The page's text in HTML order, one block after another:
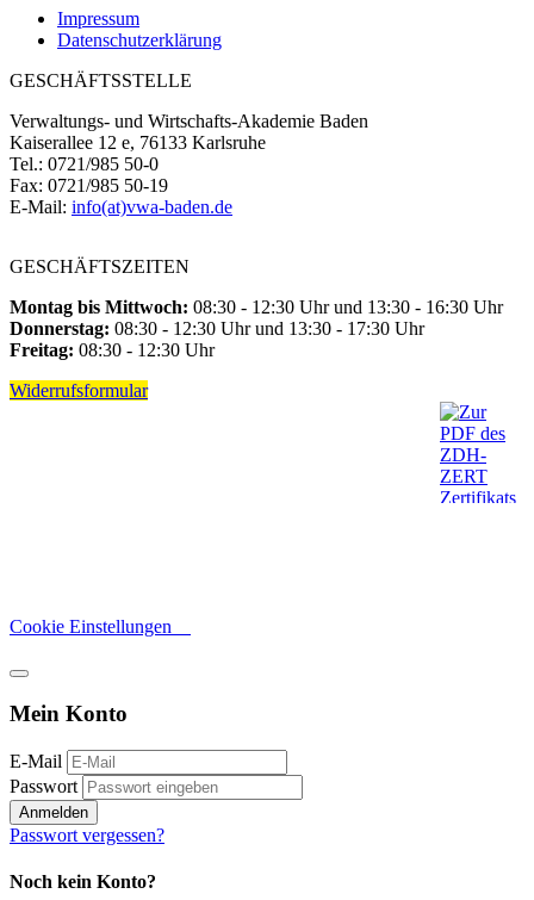
Impressum
Datenschutzerklärung
GESCHÄFTSSTELLE
Verwaltungs- und Wirtschafts-Akademie Baden
Kaiserallee 12 e, 76133 Karlsruhe
Tel.: 0721/985 50-0
Fax: 0721/985 50-19
E-Mail: info(at)vwa-baden.de
GESCHÄFTSZEITEN
Montag bis Mittwoch: 08:30 - 12:30 Uhr und 13:30 - 16:30 Uhr
Donnerstag: 08:30 - 12:30 Uhr und 13:30 - 17:30 Uhr
Freitag: 08:30 - 12:30 Uhr
Widerrufsformular
Cookie Einstellungen
Mein Konto
E-Mail
Passwort
Anmelden
Passwort vergessen?
Noch kein Konto?